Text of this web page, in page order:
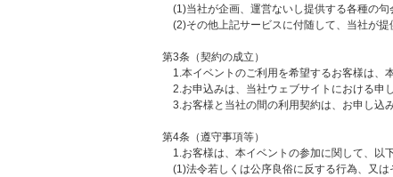
(1)当社が企画、運営ないし提供する各種の句
(2)その他上記サービスに付随して、当社が提
第3条（契約の成立）
1.本イベントのご利用を希望するお客様は、
2.お申込みは、当社ウェブサイトにおける申
3.お客様と当社の間の利用契約は、お申し込
第4条（遵守事項等）
1.お客様は、本イベントの参加に関して、以
(1)法令若しくは公序良俗に反する行為、又は